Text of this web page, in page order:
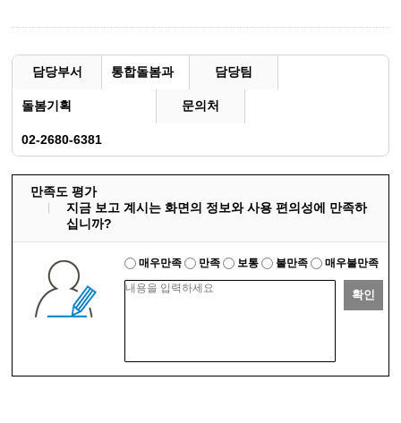
담당부서 통합돌봄과 담당팀
돌봄기획 문의처
02-2680-6381
만족도 평가
지금 보고 계시는 화면의 정보와 사용 편의성에 만족하
십니까?
매우만족 만족 보통 불만족 매우불만족
확인